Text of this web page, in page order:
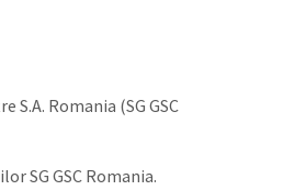
Romania (SG GSC
SG GSC Romania.